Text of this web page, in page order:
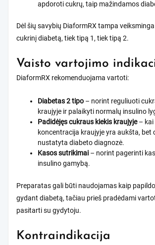
apdoroti cukrų, taip mažindamos
Dėl šių savybių DiaformRX tampa
cukrinį diabetą, tiek tipą 1, tiek tipą 2.
Vaisto vartojimo
DiaformRX rekomenduojama vartoti:
Diabetas 2 tipo – norint reguliuoti
kraujyje ir palaikyti normalų insulino
Padidėjęs cukraus kiekis kraujyje– kai
koncentracija kraujyje yra aukšta, bet
nustatyta diabeto diagnozė.
Kasos sutrikimai – norint pagerinti
insulino gamybą.
Preparatas gali būti naudojamas kaip
gydant diabetą, tačiau prieš pradėdami
pasitarti su gydytoju.
Kontraindikacija